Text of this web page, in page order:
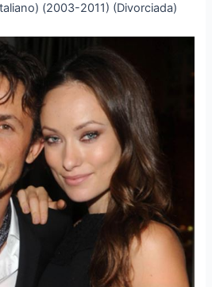
(2003-2011) (Divorciada)